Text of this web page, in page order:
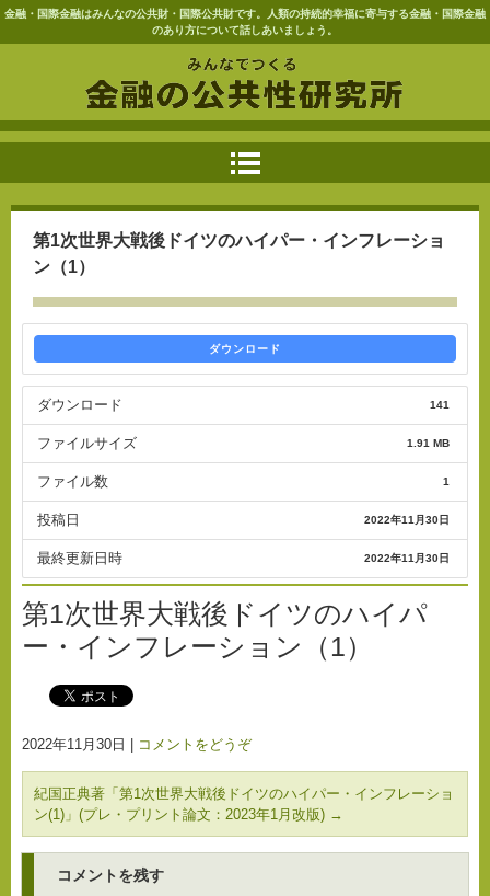
金融・国際金融はみんなの公共財・国際公共財です。人類の持続的幸福に寄与する金融・国際金融
のあり方について話しあいましょう。
第1次世界大戦後ドイツのハイパー・インフレーショ
ン（1）
ダウンロード
ダウンロード 141
ファイルサイズ 1.91 MB
ファイル数 1
投稿日 2022年11月30日
最終更新日時 2022年11月30日
第1次世界大戦後ドイツのハイパ
ー・インフレーション（1）
2022年11月30日 | コメントをどうぞ
紀国正典著「第1次世界大戦後ドイツのハイパー・インフレーショ
ン(1)」(プレ・プリント論文：2023年1月改版) →
コメントを残す